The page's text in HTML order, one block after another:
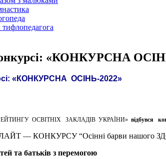
«КОНКУРСНА
«КОНКУРСНА ОСІНЬ-2022»
ОСВІТНІХ ЗАКЛАДІВ УКРАЇНИ» відбувся
ЛАЙТ — КОНКУРСУ “Осінні барви нашого
та батьків з перемогою